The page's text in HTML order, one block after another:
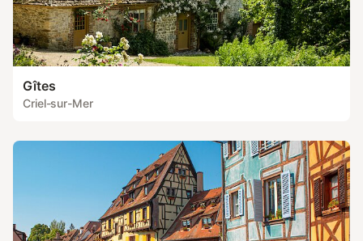
Gîtes
Criel-sur-Mer